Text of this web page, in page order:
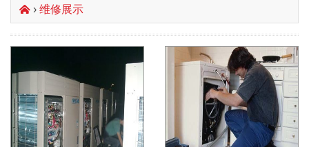
󰄫 › 维修展示